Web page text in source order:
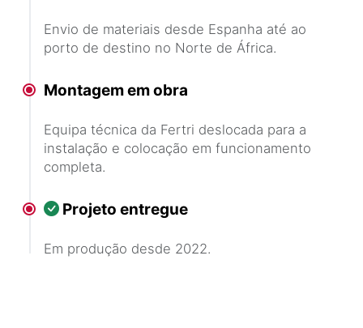
Envio de materiais desde Espanha até ao
porto de destino no Norte de África.
Montagem em obra
Equipa técnica da Fertri deslocada para a
instalação e colocação em funcionamento
completa.
Projeto entregue
Em produção desde 2022.